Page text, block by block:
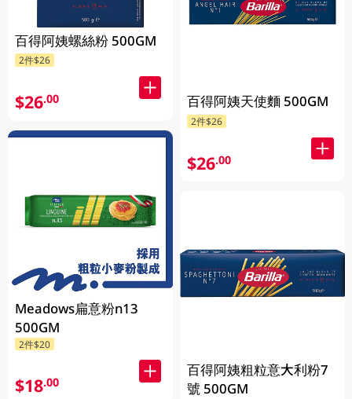
百得阿姨螺絲粉 500GM
2件$26
$26.00
Meadows扁意粉n13
500GM
2件$20
$18.00
百得阿姨天使麵 500GM
2件$26
$26.00
百得阿姨粗粒意大利粉7
號 500GM